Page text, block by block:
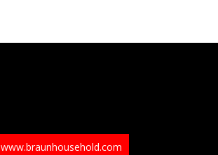
www.braunhousehold.com